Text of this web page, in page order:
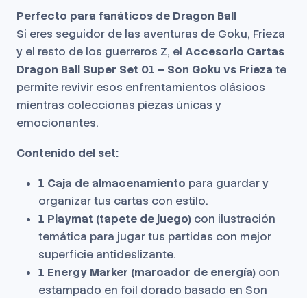
Perfecto para fanáticos de Dragon Ball
Si eres seguidor de las aventuras de Goku, Frieza
y el resto de los guerreros Z, el Accesorio Cartas
Dragon Ball Super Set 01 – Son Goku vs Frieza te
permite revivir esos enfrentamientos clásicos
mientras coleccionas piezas únicas y
emocionantes.
Contenido del set:
1 Caja de almacenamiento para guardar y
organizar tus cartas con estilo.
1 Playmat (tapete de juego) con ilustración
temática para jugar tus partidas con mejor
superficie antideslizante.
1 Energy Marker (marcador de energía) con
estampado en foil dorado basado en Son